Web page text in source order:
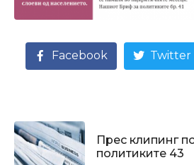
Facebook Twitter
Прес клипинг
политиките 43